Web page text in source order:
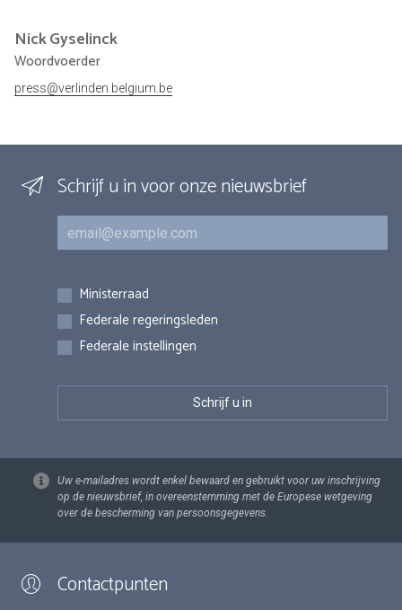
NickGyselinck
Woordvoerder
press@verlinden.belgium.be
Schrijf u in voor onze nieuwsbrief
E-mail
Inschrijvingen
Ministerraad
Federale regeringsleden
Federale instellingen
Uw e-mailadres wordt enkel bewaard en gebruikt voor uw inschrijving
op de nieuwsbrief, in overeenstemming met de Europese wetgeving
over de bescherming van persoonsgegevens.
Contactpunten